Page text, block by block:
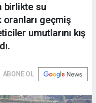
birlikte su
geçmiş
umutlarını kış
ABONE OL